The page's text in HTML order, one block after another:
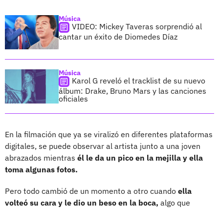
Música
VIDEO: Mickey Taveras sorprendió al
cantar un éxito de Diomedes Díaz
Música
Karol G reveló el tracklist de su nuevo
álbum: Drake, Bruno Mars y las canciones
oficiales
En la filmación que ya se viralizó en diferentes plataformas
digitales, se puede observar al artista junto a una joven
abrazados mientras él le da un pico en la mejilla y ella
toma algunas fotos.
Pero todo cambió de un momento a otro cuando ella
volteó su cara y le dio un beso en la boca, algo que